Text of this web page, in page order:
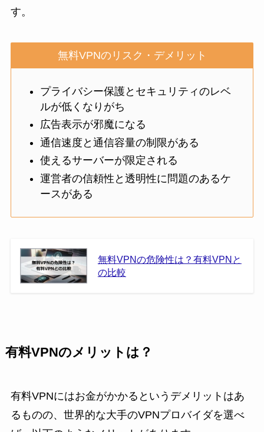
す。
無料VPNのリスク・デメリット
プライバシー保護とセキュリティのレベ
ルが低くなりがち
広告表示が邪魔になる
通信速度と通信容量の制限がある
使えるサーバーが限定される
運営者の信頼性と透明性に問題のあるケ
ースがある
無料VPNの危険性は？有料VPNと
の比較
有料VPNのメリットは？
有料VPNにはお金がかかるというデメリットはあ
るものの、世界的な大手のVPNプロバイダを選べ